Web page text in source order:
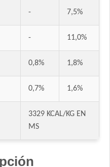
- 7,5%
- 11,0%
0,8% 1,8%
0,7% 1,6%
3329 KCAL/KG EN
MS